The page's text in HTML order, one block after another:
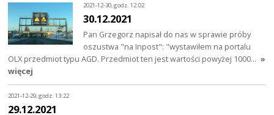
2021-12-30, godz. 12:02
30.12.2021
Pan Grzegorz napisał do nas w sprawie próby
oszustwa "na Inpost": "wystawiłem na portalu
OLX przedmiot typu AGD. Przedmiot ten jest wartości powyżej 1000… »
więcej
2021-12-29, godz. 13:22
29.12.2021